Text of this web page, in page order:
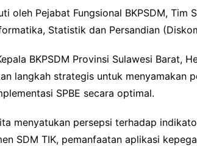
oleh Pejabat Fungsional BKPSDM, Tim
Statistik dan Persandian
BKPSDM Provinsi Sulawesi Barat,
langkah strategis untuk menyamakan
SPBE secara optimal.
menyatukan persepsi terhadap
SDM TIK, pemanfaatan aplikasi